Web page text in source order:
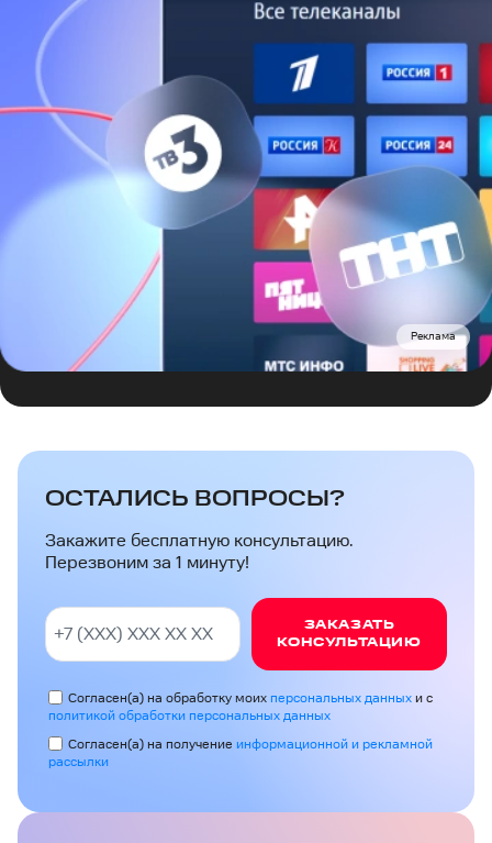
Реклама
ОСТАЛИСЬ ВОПРОСЫ?
Закажите бесплатную консультацию.
Перезвоним за 1 минуту!
ЗАКАЗАТЬ
КОНСУЛЬТАЦИЮ
Согласен(а) на обработку моих персональных данных и с
политикой обработки персональных данных
Согласен(а) на получение информационной и рекламной
рассылки